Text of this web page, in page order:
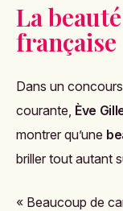
La
française
Dans un
courante, Ève
montrer qu’une
briller tout autant
« Beaucoup de